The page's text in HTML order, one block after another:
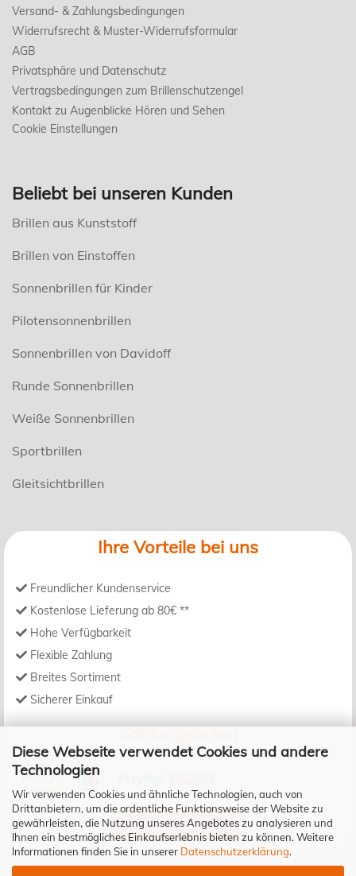
Diese Webseite verwendet Cookies und andere
Technologien
Wir verwenden Cookies und ähnliche Technologien, auch von
Drittanbietern, um die ordentliche Funktionsweise der Website zu
gewährleisten, die Nutzung unseres Angebotes zu analysieren und
Ihnen ein bestmögliches Einkaufserlebnis bieten zu können. Weitere
Informationen finden Sie in unserer Datenschutzerklärung.
Versand- & Zahlungsbedingungen
Widerrufsrecht & Muster-Widerrufsformular
AGB
Privatsphäre und Datenschutz
Vertragsbedingungen zum Brillenschutzengel
Kontakt zu Augenblicke Hören und Sehen
Cookie Einstellungen
Beliebt bei unseren Kunden
Brillen aus Kunststoff
Brillen von Einstoffen
Sonnenbrillen für Kinder
Pilotensonnenbrillen
Sonnenbrillen von Davidoff
Runde Sonnenbrillen
Weiße Sonnenbrillen
Sportbrillen
Gleitsichtbrillen
Ihre Vorteile bei uns
Freundlicher Kundenservice
Kostenlose Lieferung ab 80€ **
Hohe Verfügbarkeit
Flexible Zahlung
Breites Sortiment
Sicherer Einkauf
Zahlungsarten
Bestellung widerrufen